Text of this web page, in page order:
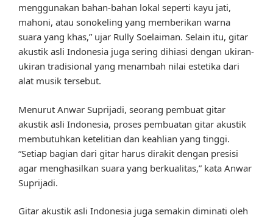
menggunakan bahan-bahan lokal seperti kayu jati,
mahoni, atau sonokeling yang memberikan warna
suara yang khas,” ujar Rully Soelaiman. Selain itu, gitar
akustik asli Indonesia juga sering dihiasi dengan ukiran-
ukiran tradisional yang menambah nilai estetika dari
alat musik tersebut.
Menurut Anwar Suprijadi, seorang pembuat gitar
akustik asli Indonesia, proses pembuatan gitar akustik
membutuhkan ketelitian dan keahlian yang tinggi.
“Setiap bagian dari gitar harus dirakit dengan presisi
agar menghasilkan suara yang berkualitas,” kata Anwar
Suprijadi.
Gitar akustik asli Indonesia juga semakin diminati oleh